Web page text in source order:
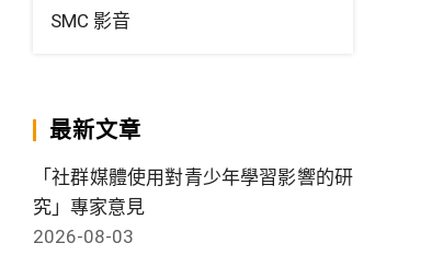
SMC 影音
最新文章
「社群媒體使用對青少年學習影響的研
究」專家意見
2026-08-03